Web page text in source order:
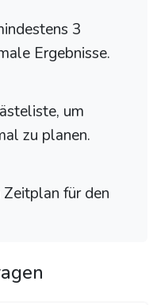
3
Ergebnisse.
um
zu planen.
für den